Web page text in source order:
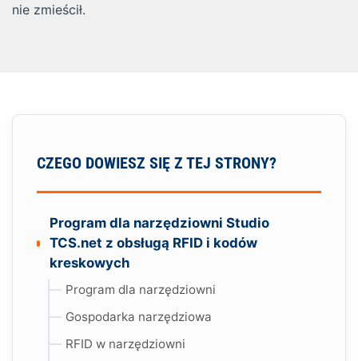
nie zmieścił.
CZEGO DOWIESZ SIĘ Z TEJ STRONY?
Program dla narzędziowni Studio
TCS.net z obsługą RFID i kodów
kreskowych
Program dla narzędziowni
Gospodarka narzędziowa
RFID w narzędziowni